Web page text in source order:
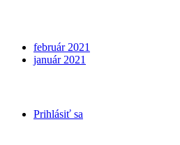
február 2021
január 2021
Prihlásiť sa